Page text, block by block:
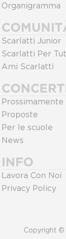
Organigramma
Scarlatti Junior
Scarlatti Per
Ami Scarlatti
Prossimamente
Proposte
Per le scuole
News
INFO
Lavora Con Noi
Privacy Policy
Copyright ©